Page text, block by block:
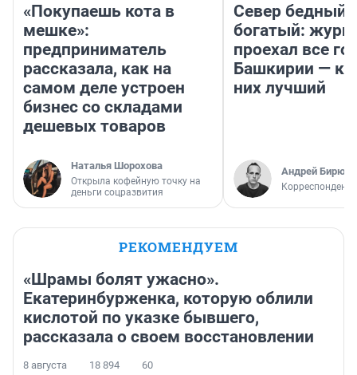
«Покупаешь кота в
мешке»:
предприниматель
рассказала, как на
самом деле устроен
бизнес со складами
дешевых товаров
Наталья Шорохова
Открыла кофейную точку на
деньги соцразвития
Север бедный,
богатый:
проехал все
Башкирии —
них лучший
Андрей
Корреспондент
РЕКОМЕНДУЕМ
«Шрамы болят ужасно».
Екатеринбурженка, которую облили
кислотой по указке бывшего,
рассказала о своем восстановлении
8 августа 18 894 60